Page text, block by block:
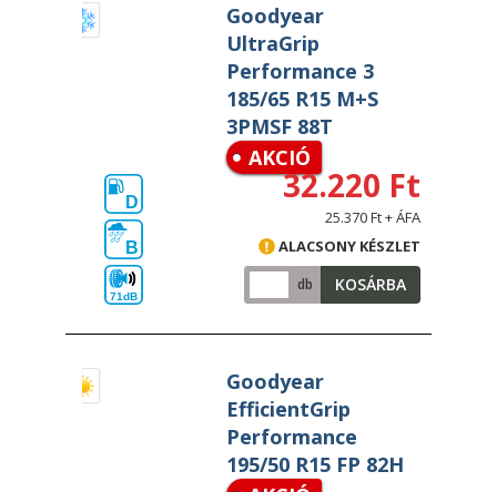
Goodyear
UltraGrip
Performance 3
185/65 R15 M+S
3PMSF 88T
AKCIÓ
D
B
71dB
32.220 Ft
25.370 Ft + ÁFA
ALACSONY KÉSZLET
db KOSÁRBA
Goodyear
EfficientGrip
Performance
195/50 R15 FP 82H